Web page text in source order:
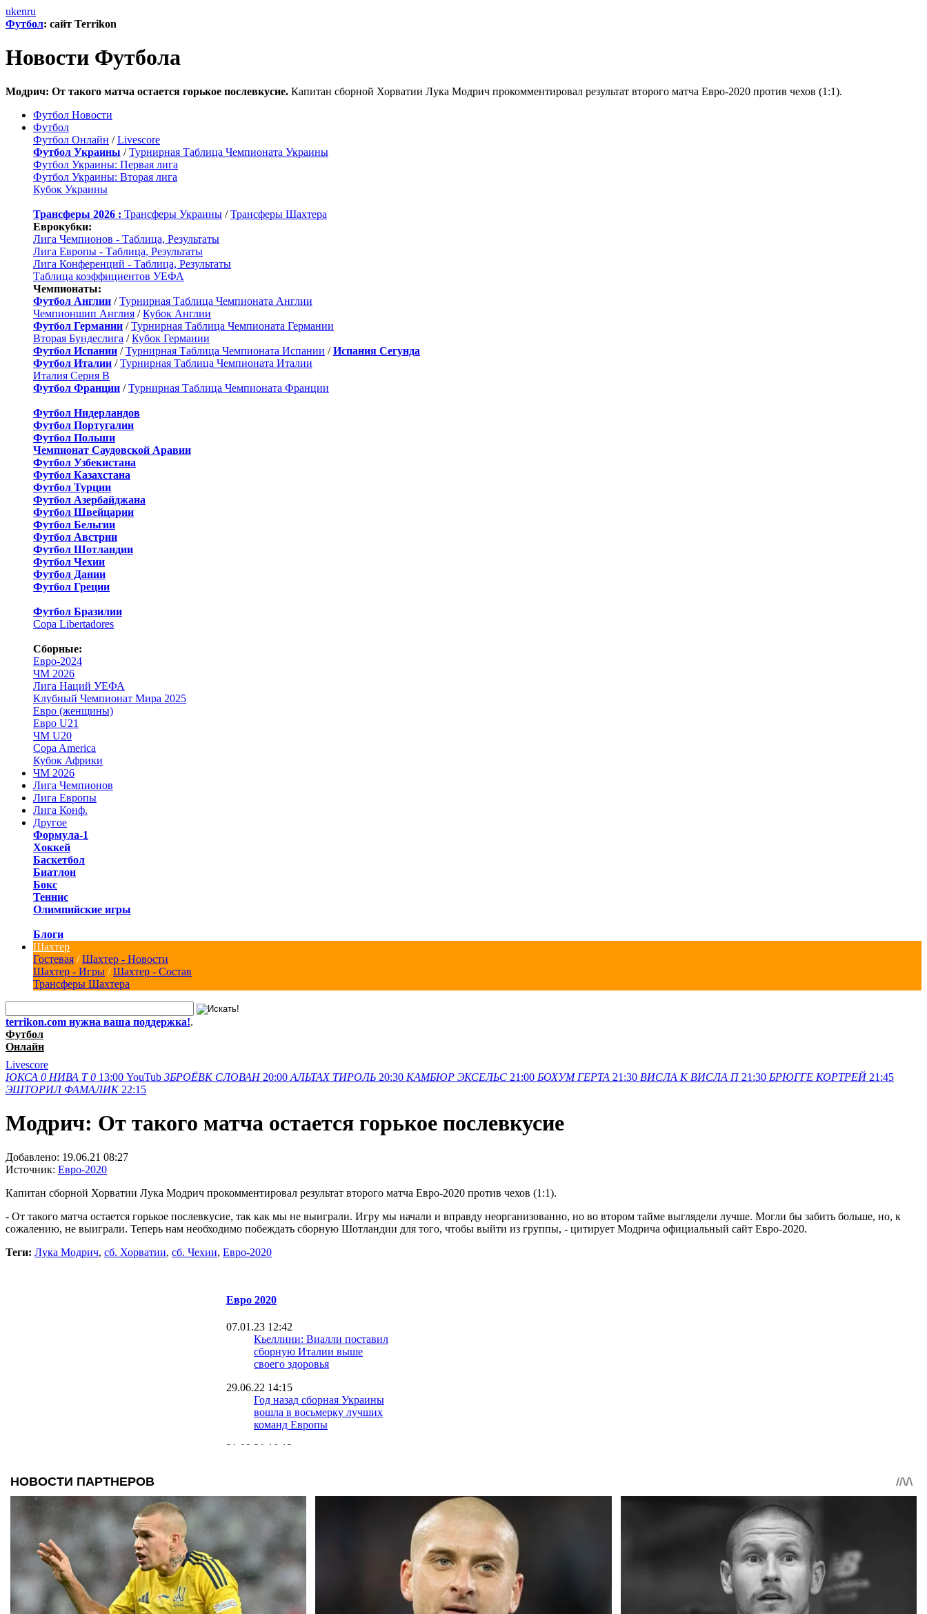
ukenru
Футбол: сайт Terrikon
Новости Футбола
Модрич: От такого матча остается горькое послевкусие. Капитан сборной Хорватии Лука Модрич прокомментировал результат второго матча Евро-2020 против чехов (1:1).
Футбол Новости
Футбол
Футбол Онлайн /Livescore
Футбол Украины /Турнирная Таблица Чемпионата Украины
Футбол Украины: Первая лига
Футбол Украины: Вторая лига
Кубок Украины
Трансферы 2026 : Трансферы Украины /Трансферы Шахтера
Еврокубки:
Лига Чемпионов - Таблица, Результаты
Лига Европы - Таблица, Результаты
Лига Конференций - Таблица, Результаты
Таблица коэффициентов УЕФА
Чемпионаты:
Футбол Англии /Турнирная Таблица Чемпионата Англии
Чемпионшип Англия /Кубок Англии
Футбол Германии /Турнирная Таблица Чемпионата Германии
Вторая Бундеслига /Кубок Германии
Футбол Испании /Турнирная Таблица Чемпионата Испании /Испания Сегунда
Футбол Италии /Турнирная Таблица Чемпионата Италии
Италия Серия B
Футбол Франции /Турнирная Таблица Чемпионата Франции
Футбол Нидерландов
Футбол Португалии
Футбол Польши
Чемпионат Саудовской Аравии
Футбол Узбекистана
Футбол Казахстана
Футбол Турции
Футбол Азербайджана
Футбол Швейцарии
Футбол Бельгии
Футбол Австрии
Футбол Шотландии
Футбол Чехии
Футбол Дании
Футбол Греции
Футбол Бразилии
Copa Libertadores
Сборные:
Евро-2024
ЧМ 2026
Лига Наций УЕФА
Клубный Чемпионат Мира 2025
Евро (женщины)
Евро U21
ЧМ U20
Copa America
Кубок Африки
ЧМ 2026
Лига Чемпионов
Лига Европы
Лига Конф.
Другое
Формула-1
Хоккей
Баскетбол
Биатлон
Бокс
Теннис
Олимпийские игры
Блоги
Шахтер
Гостевая /Шахтер - Новости
Шахтер - Игры /Шахтер - Состав
Трансферы Шахтера
terrikon.com нужна ваша поддержка!.
Футбол
Онлайн
Livescore
ЮКСА 0 НИВА Т 0 13:00 YouTub ЗБРОЁВК СЛОВАН 20:00 АЛЬТАХ ТИРОЛЬ 20:30 КАМБЮР ЭКСЕЛЬС 21:00 БОХУМ ГЕРТА 21:30 ВИСЛА K ВИСЛА П 21:30 БРЮГГЕ КОРТРЕЙ 21:45
ЭШТОРИЛ ФАМАЛИК 22:15
Модрич: От такого матча остается горькое послевкусие
Добавлено: 19.06.21 08:27
Источник: Евро-2020
Капитан сборной Хорватии Лука Модрич прокомментировал результат второго матча Евро-2020 против чехов (1:1).
- От такого матча остается горькое послевкусие, так как мы не выиграли. Игру мы начали и вправду неорганизованно, но во втором тайме выглядели лучше. Могли бы забить больше, но, к
сожалению, не выиграли. Теперь нам необходимо побеждать сборную Шотландии для того, чтобы выйти из группы, - цитирует Модрича официальный сайт Евро-2020.
Теги: Лука Модрич, сб. Хорватии, сб. Чехии, Евро-2020
Евро 2020
07.01.23 12:42
Кьеллини: Виалли поставил
сборную Италии выше
своего здоровья
29.06.22 14:15
Год назад сборная Украины
вошла в восьмерку лучших
команд Европы
21.09.21 10:12
17.09.21 12:28
медали Евро-2020, ЛЧ и
Суперкубка УЕФА
10.09.21 14:18
Калиниченко: Меня
насторожила игра нашей
сборной на Евро-2020